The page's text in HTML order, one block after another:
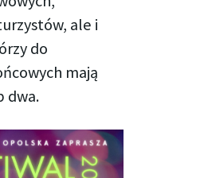
ale i
do
mają
dwa.